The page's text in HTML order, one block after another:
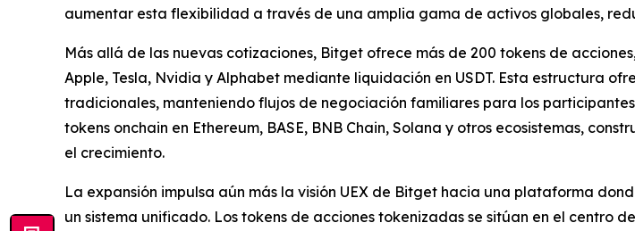
aumentar esta flexibilidad a través de una amplia gama de activos globales,
Más allá de las nuevas cotizaciones, Bitget ofrece más de 200 tokens de
Apple, Tesla, Nvidia y Alphabet mediante liquidación en USDT. Esta estructura
tradicionales, manteniendo flujos de negociación familiares para los
tokens onchain en Ethereum, BASE, BNB Chain, Solana y otros ecosistemas,
el crecimiento.
La expansión impulsa aún más la visión UEX de Bitget hacia una plataforma
un sistema unificado. Los tokens de acciones tokenizadas se sitúan en el centro